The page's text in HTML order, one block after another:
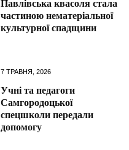
Павлівська квасоля стала
частиною нематеріальної
культурної спадщини
7 ТРАВНЯ, 2026
Учні та педагоги
Самгородоцької
спецшколи передали
допомогу